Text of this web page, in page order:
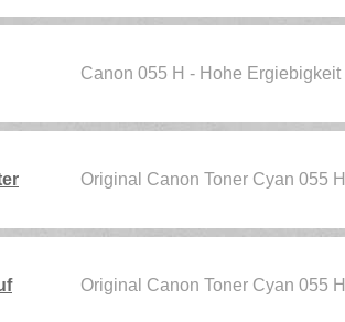
Canon 055 H - Hohe
Original Canon Toner Cyan 055
Original Canon Toner Cyan 055